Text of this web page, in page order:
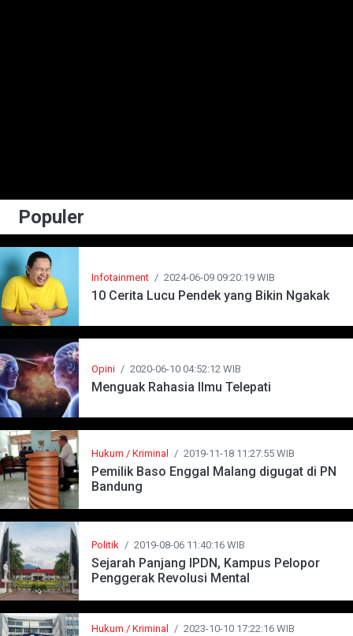
Populer
Infotainment / 2024-06-09 09:20:19 WIB
10 Cerita Lucu Pendek yang Bikin Ngakak
Opini / 2020-06-10 04:52:12 WIB
Menguak Rahasia Ilmu Telepati
Hukum / Kriminal / 2019-11-18 11:27:55 WIB
Pemilik Baso Enggal Malang digugat di PN
Bandung
Politik / 2019-08-06 11:40:16 WIB
Sejarah Panjang IPDN, Kampus Pelopor
Penggerak Revolusi Mental
Hukum / Kriminal / 2023-10-10 17:22:16 WIB